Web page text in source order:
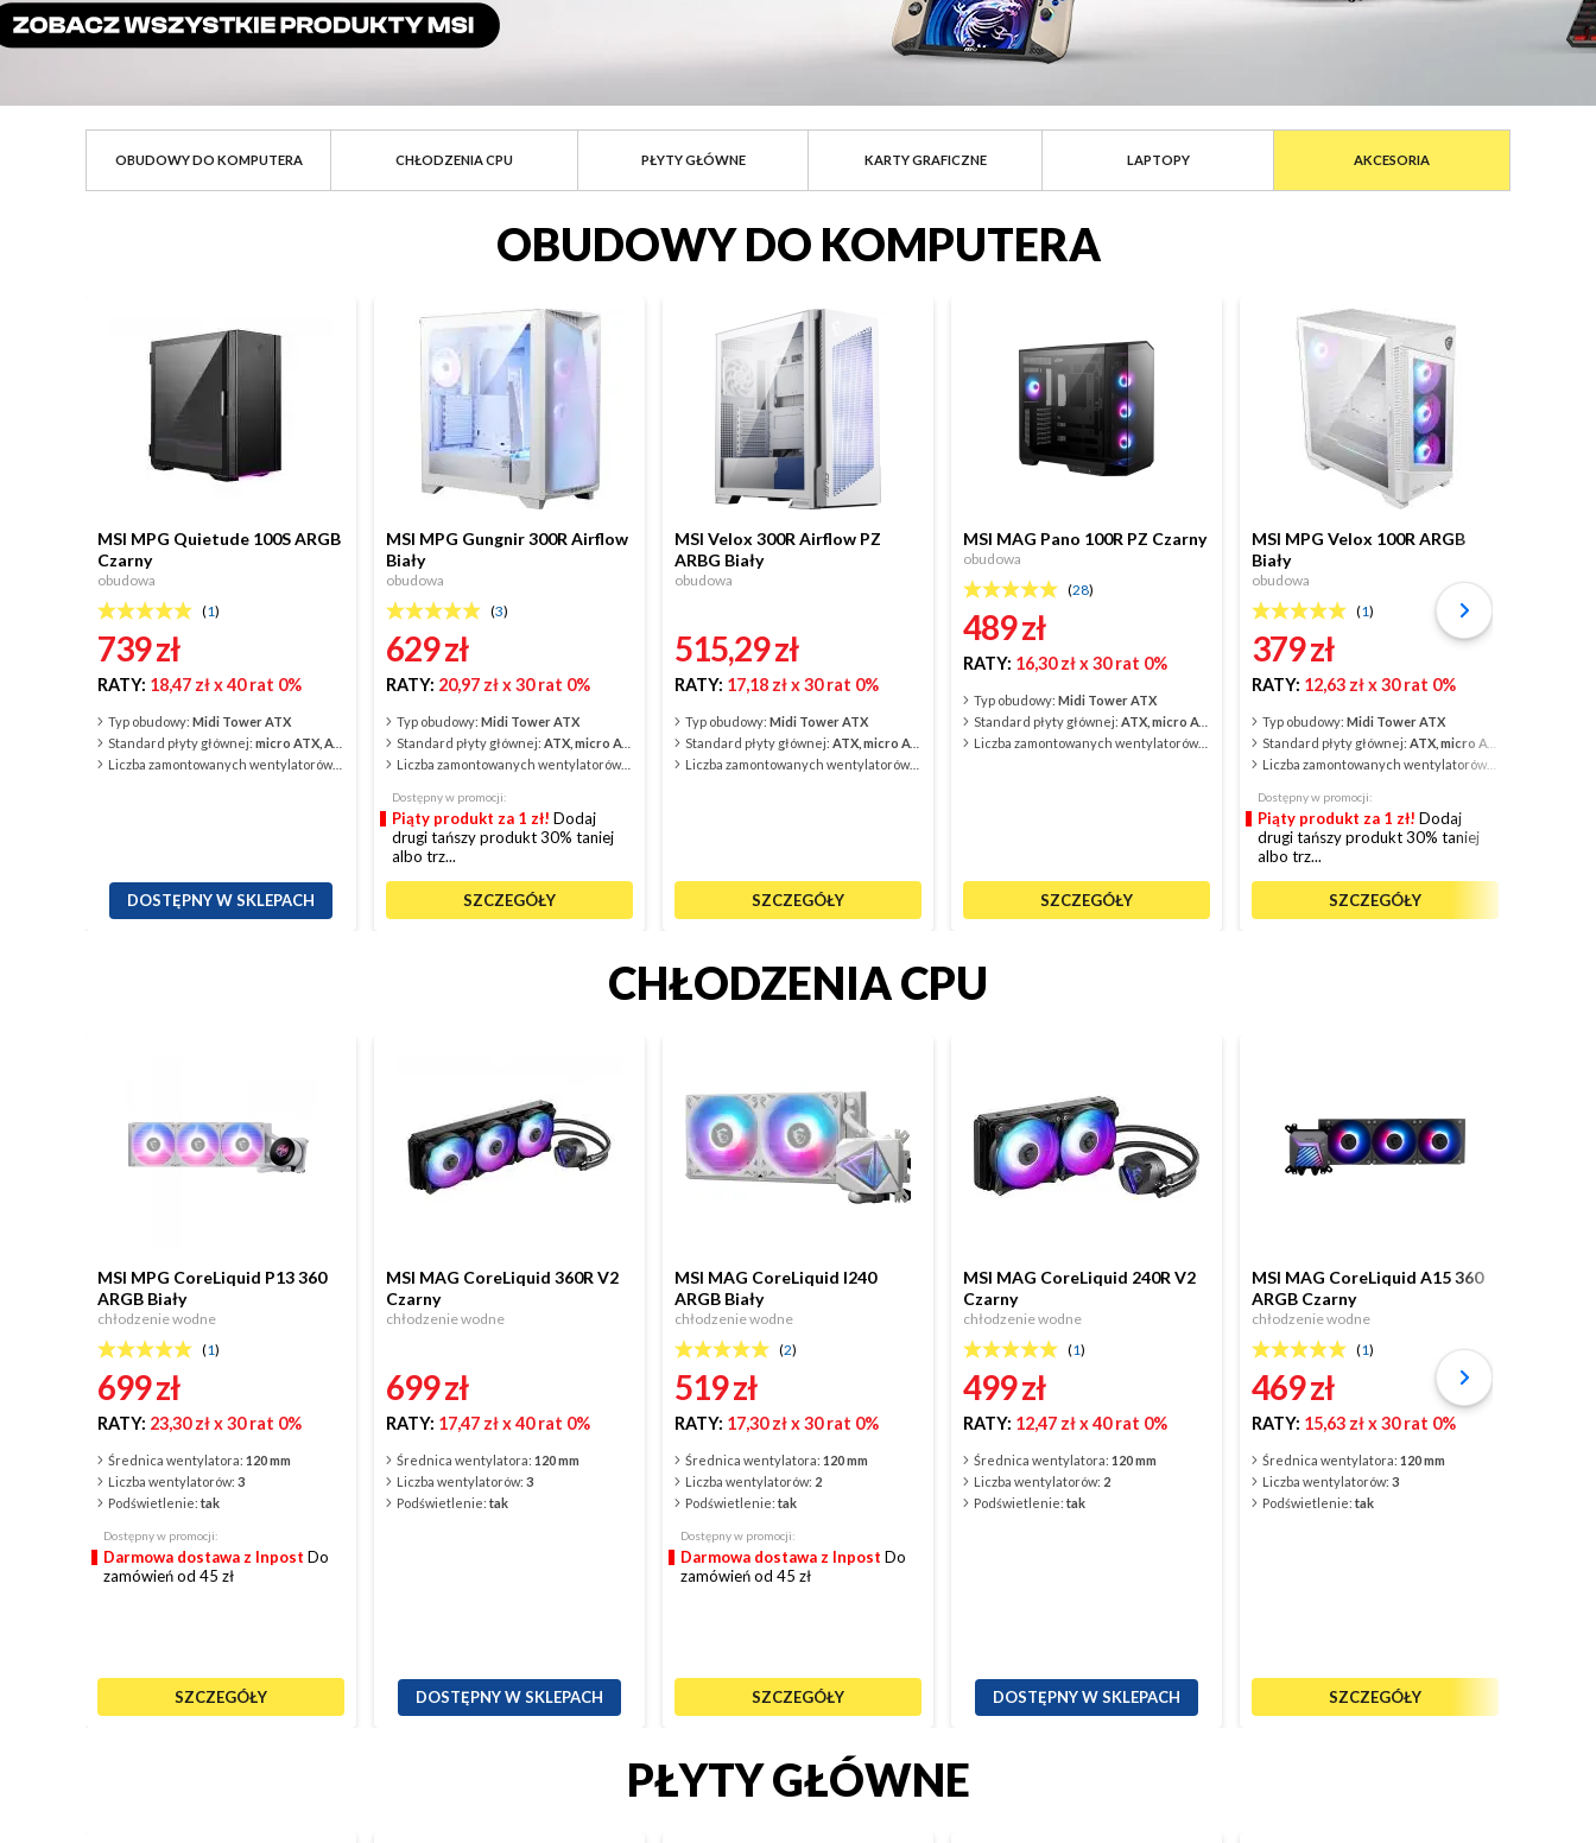
OBUDOWY DO KOMPUTERA CHŁODZENIA CPU PŁYTY GŁÓWNE KARTY GRAFICZNE LAPTOPY AKCESORIA
OBUDOWY DO KOMPUTERA
MSI MPG Quietude 100S ARGB
Czarny
obudowa
(1)
739zł
RATY: 18,47 złx 40 rat 0%
Typ obudowy: Midi Tower ATX
Standard płyty głównej: micro ATX, ATX/EATX, ITXX
Liczba zamontowanych wentylatorów:
DOSTĘPNY W SKLEPACH
MSI MPG Gungnir 300R Airflow
Biały
obudowa
(3)
629zł
RATY: 20,97 złx 30 rat 0%
Typ obudowy: Midi Tower ATX
Standard płyty głównej: ATX, micro ATX, EATX, mini ITX
Liczba zamontowanych wentylatorów:
Dostępny w promocji:
Piąty produkt za 1 zł! Dodaj
drugi tańszy produkt 30% taniej
albo trz...
SZCZEGÓŁY
MSI Velox 300R Airflow PZ
ARBG Biały
obudowa
515,29zł
RATY: 17,18 złx 30 rat 0%
Typ obudowy: Midi Tower ATX
Standard płyty głównej: ATX, micro ATX, mini ATX, mini ITX
Liczba zamontowanych wentylatorów:
SZCZEGÓŁY
MSI MAG Pano 100R PZ Czarny
obudowa
(28)
489zł
RATY: 16,30 złx 30 rat 0%
Typ obudowy: Midi Tower ATX
Standard płyty głównej: ATX, micro ATX, ITX
Liczba zamontowanych wentylatorów:
SZCZEGÓŁY
MSI MPG Velox 100R ARGB
Biały
obudowa
(1)
379zł
RATY: 12,63 złx 30 rat 0%
Typ obudowy: Midi Tower ATX
Standard płyty głównej: ATX, micro ATX, mini ITX
Liczba zamontowanych wentylatorów:
Dostępny w promocji:
Piąty produkt za 1 zł! Dodaj
drugi tańszy produkt 30% taniej
albo trz...
SZCZEGÓŁY
CHŁODZENIA CPU
MSI MPG CoreLiquid P13 360
ARGB Biały
chłodzenie wodne
(1)
699zł
RATY: 23,30 złx 30 rat 0%
Średnica wentylatora: 120 mm
Liczba wentylatorów: 3
Podświetlenie: tak
Dostępny w promocji:
Darmowa dostawa z Inpost Do
zamówień od 45 zł
SZCZEGÓŁY
MSI MAG CoreLiquid 360R V2
Czarny
chłodzenie wodne
699zł
RATY: 17,47 złx 40 rat 0%
Średnica wentylatora: 120 mm
Liczba wentylatorów: 3
Podświetlenie: tak
DOSTĘPNY W SKLEPACH
MSI MAG CoreLiquid I240
ARGB Biały
chłodzenie wodne
(2)
519zł
RATY: 17,30 złx 30 rat 0%
Średnica wentylatora: 120 mm
Liczba wentylatorów: 2
Podświetlenie: tak
Dostępny w promocji:
Darmowa dostawa z Inpost Do
zamówień od 45 zł
SZCZEGÓŁY
MSI MAG CoreLiquid 240R V2
Czarny
chłodzenie wodne
(1)
499zł
RATY: 12,47 złx 40 rat 0%
Średnica wentylatora: 120 mm
Liczba wentylatorów: 2
Podświetlenie: tak
DOSTĘPNY W SKLEPACH
MSI MAG CoreLiquid A15 360
ARGB Czarny
chłodzenie wodne
(1)
469zł
RATY: 15,63 złx 30 rat 0%
Średnica wentylatora: 120 mm
Liczba wentylatorów: 3
Podświetlenie: tak
SZCZEGÓŁY
PŁYTY GŁÓWNE